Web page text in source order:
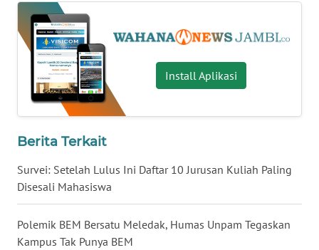
Install Aplikasi
Berita Terkait
Survei: Setelah Lulus Ini Daftar 10 Jurusan Kuliah Paling
Disesali Mahasiswa
Polemik BEM Bersatu Meledak, Humas Unpam Tegaskan
Kampus Tak Punya BEM
WN
GORONTALO
WN
SULUT
WN
MALUT
DAIRI